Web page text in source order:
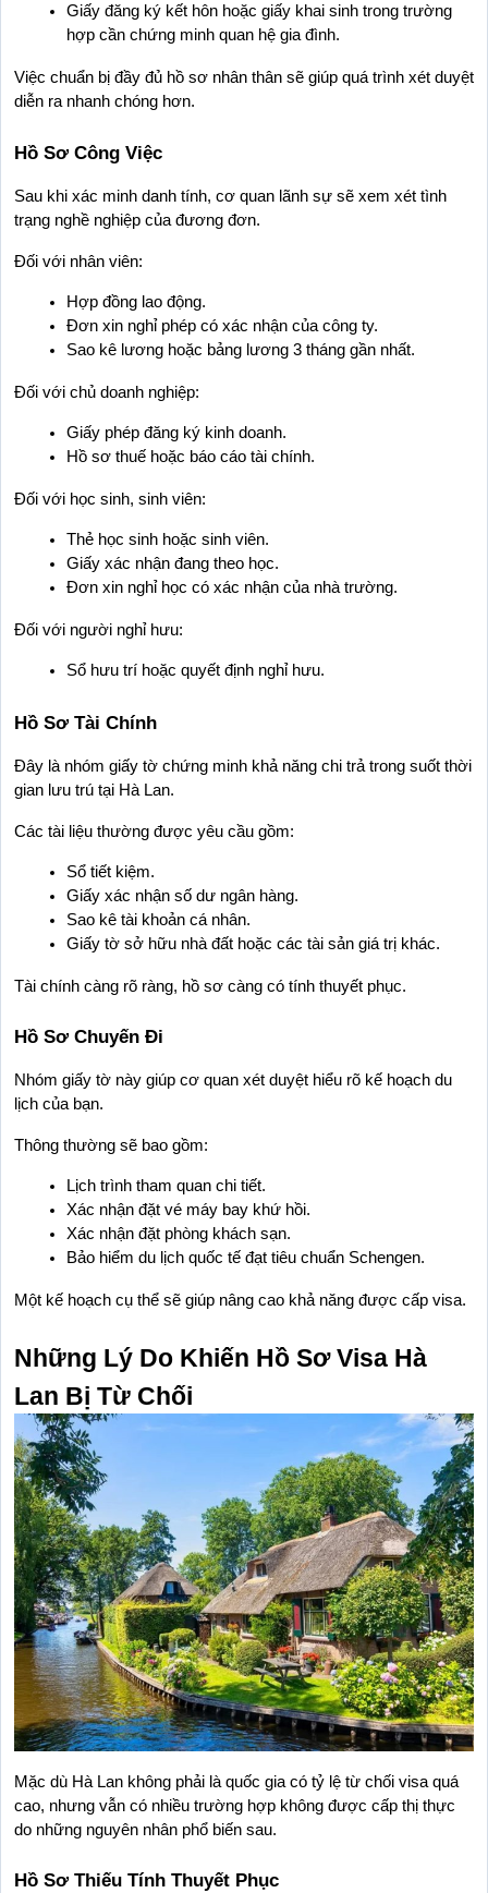
Giấy đăng ký kết hôn hoặc giấy khai sinh trong trường
hợp cần chứng minh quan hệ gia đình.
Việc chuẩn bị đầy đủ hồ sơ nhân thân sẽ giúp quá trình xét duyệt
diễn ra nhanh chóng hơn.
Hồ Sơ Công Việc
Sau khi xác minh danh tính, cơ quan lãnh sự sẽ xem xét tình
trạng nghề nghiệp của đương đơn.
Đối với nhân viên:
Hợp đồng lao động.
Đơn xin nghỉ phép có xác nhận của công ty.
Sao kê lương hoặc bảng lương 3 tháng gần nhất.
Đối với chủ doanh nghiệp:
Giấy phép đăng ký kinh doanh.
Hồ sơ thuế hoặc báo cáo tài chính.
Đối với học sinh, sinh viên:
Thẻ học sinh hoặc sinh viên.
Giấy xác nhận đang theo học.
Đơn xin nghỉ học có xác nhận của nhà trường.
Đối với người nghỉ hưu:
Sổ hưu trí hoặc quyết định nghỉ hưu.
Hồ Sơ Tài Chính
Đây là nhóm giấy tờ chứng minh khả năng chi trả trong suốt thời
gian lưu trú tại Hà Lan.
Các tài liệu thường được yêu cầu gồm:
Sổ tiết kiệm.
Giấy xác nhận số dư ngân hàng.
Sao kê tài khoản cá nhân.
Giấy tờ sở hữu nhà đất hoặc các tài sản giá trị khác.
Tài chính càng rõ ràng, hồ sơ càng có tính thuyết phục.
Hồ Sơ Chuyến Đi
Nhóm giấy tờ này giúp cơ quan xét duyệt hiểu rõ kế hoạch du
lịch của bạn.
Thông thường sẽ bao gồm:
Lịch trình tham quan chi tiết.
Xác nhận đặt vé máy bay khứ hồi.
Xác nhận đặt phòng khách sạn.
Bảo hiểm du lịch quốc tế đạt tiêu chuẩn Schengen.
Một kế hoạch cụ thể sẽ giúp nâng cao khả năng được cấp visa.
Những Lý Do Khiến Hồ Sơ Visa Hà
Lan Bị Từ Chối
Mặc dù Hà Lan không phải là quốc gia có tỷ lệ từ chối visa quá
cao, nhưng vẫn có nhiều trường hợp không được cấp thị thực
do những nguyên nhân phổ biến sau.
Hồ Sơ Thiếu Tính Thuyết Phục